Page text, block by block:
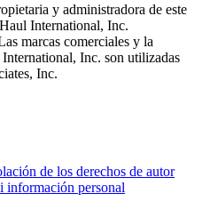
y administradora de este
International, Inc.
marcas comerciales y la
International, Inc. son utilizadas
Inc.
de los derechos de autor
información personal